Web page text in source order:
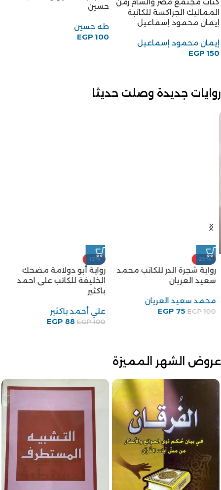
المماليك الجراكسة للكاتبة
إيمان محمود إسماعيل
إيمان محمود إسماعيل
EGP 150
حسين
طه حسين
EGP 100
روايات جديدة وصلت حديثا
-25%
رواية شجرة الدر للكاتب محمد
سعيد العريان
محمد سعيد العريان
EGP100
EGP75
-12%
رواية أبو دولامة مضحك
الخليفة للكاتب على احمد
باكثير
علي أحمد باكثير
EGP100
EGP88
عروض الشهر المميزة